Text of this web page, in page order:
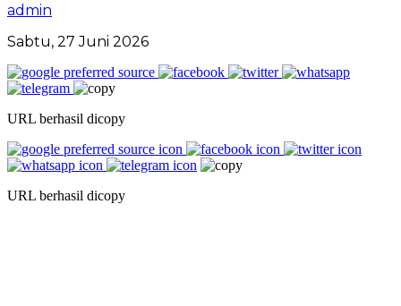
admin
Sabtu, 27 Juni 2026
URL berhasil dicopy
URL berhasil dicopy